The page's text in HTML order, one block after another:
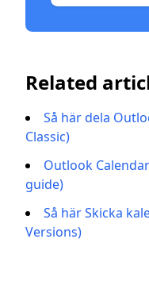
Related
Så här dela
Classic)
Outlook
guide)
Så här Skicka
Versions)